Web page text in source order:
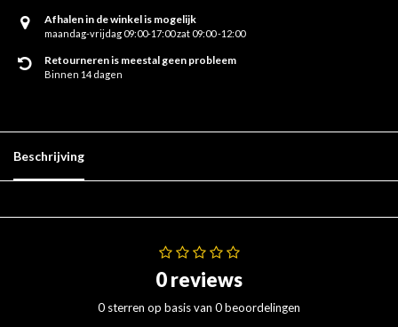
Afhalen in de winkel is mogelijk
maandag-vrijdag 09:00-17:00 zat 09:00 -12:00
Retourneren is meestal geen probleem
Binnen 14 dagen
Beschrijving
0 reviews
0 sterren op basis van 0 beoordelingen